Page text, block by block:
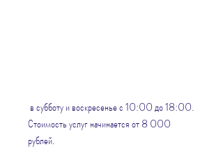
Стоимость услуг начинается от 8 000
рублей.